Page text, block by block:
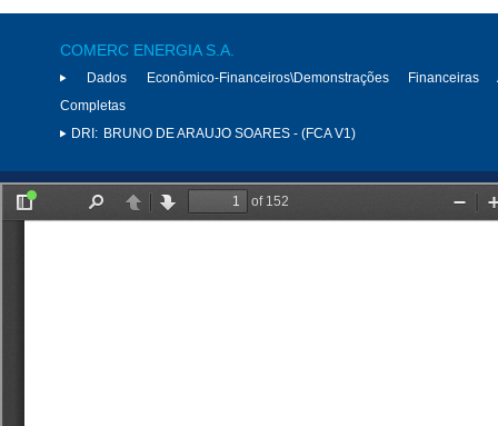
COMERC ENERGIA S.A.
Dados Econômico-Financeiros\Demonstrações Financeiras
Completas
DRI: BRUNO DE ARAUJO SOARES - (FCA V1)